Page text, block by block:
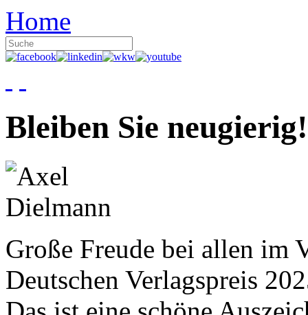
Home
Bleiben Sie neugierig!
Große Freude bei allen im
Deutschen Verlagspreis